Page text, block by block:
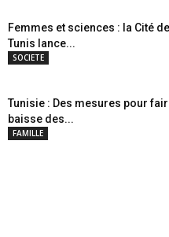
Femmes et sciences : la Cité
Tunis lance...
SOCIETE
Tunisie : Des mesures pour
baisse des...
FAMILLE